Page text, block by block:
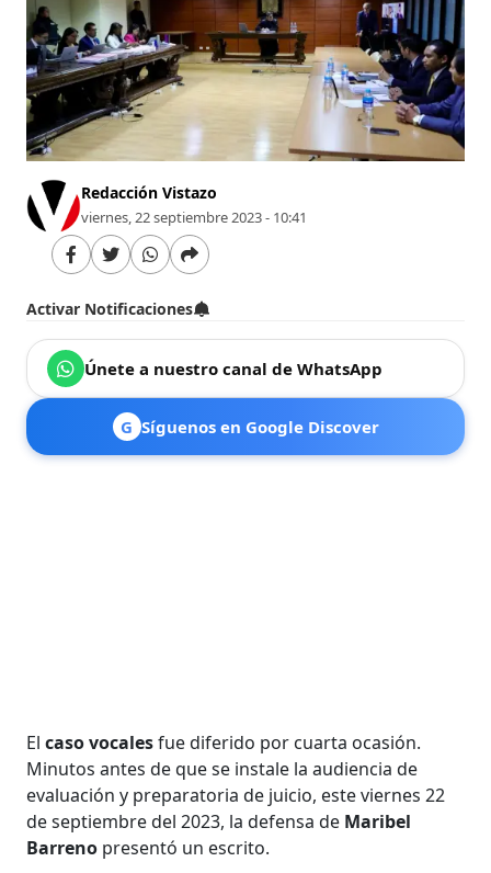
Redacción Vistazo
viernes, 22 septiembre 2023 - 10:41
Activar Notificaciones
Únete a nuestro canal de WhatsApp
G Síguenos en Google Discover
El caso vocalesfue diferido por cuarta ocasión.
Minutos antes de que se instale la audiencia de
evaluación y preparatoria de juicio, este viernes 22
de septiembre del 2023, la defensa de Maribel
Barreno presentó un escrito.